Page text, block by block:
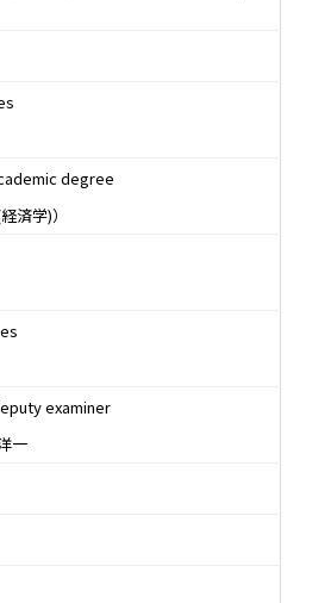
degree
済学)）
examiner
一